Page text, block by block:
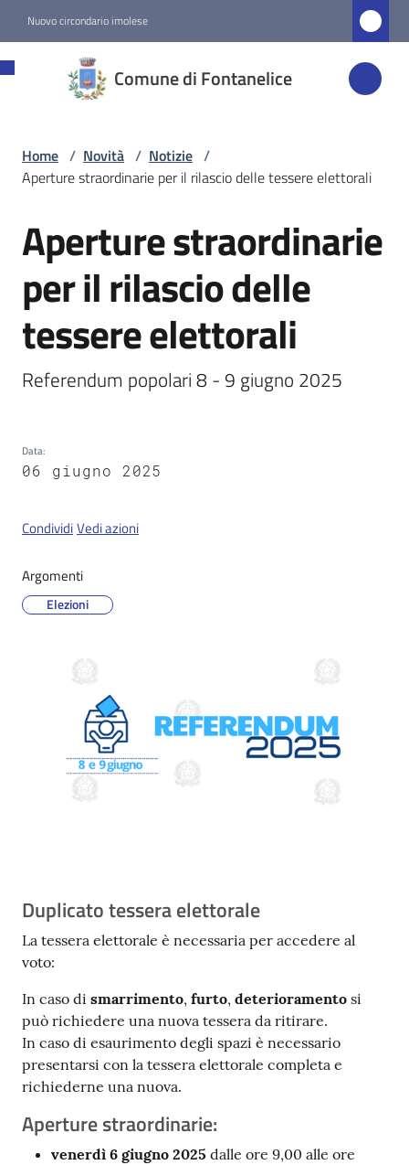
Nuovo circondario imolese
Comune di Fontanelice
Fontanelice
Amministrazione
Menu selezionato
Servizi
Vivere
Servizi
line
Tutti
gli
argomenti
Home / Novità / Notizie /
Aperture straordinarie per il rilascio delle tessere elettorali
Salta al contenuto
Aperture straordinarie
per il rilascio delle
tessere elettorali
Referendum popolari 8 - 9 giugno 2025
Data:
06 giugno 2025
CondividiVedi azioni
Argomenti
Elezioni
Contenuto
Duplicato tessera elettorale
La tessera elettorale è necessaria per accedere al
voto:
In caso di smarrimento, furto, deterioramento si
può richiedere una nuova tessera da ritirare.
In caso di esaurimento degli spazi è necessario
presentarsi con la tessera elettorale completa e
richiederne una nuova.
Aperture straordinarie:
venerdì 6 giugno 2025 dalle ore 9,00 alle ore